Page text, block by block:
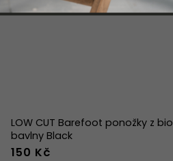
LOW CUT Barefoot ponožky z bio
bavlny Black
150 Kč